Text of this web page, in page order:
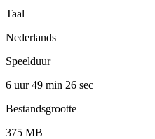
Taal
Nederlands
Speelduur
6 uur 49 min 26 sec
Bestandsgrootte
375 MB